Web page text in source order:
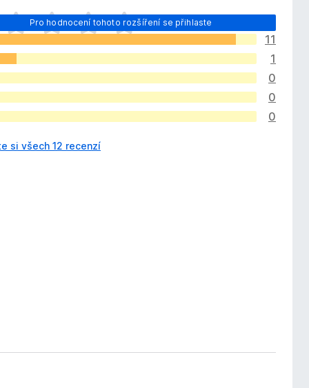
Pro hodnocení tohoto rozšíření se přihlaste
11
1
0
0
0
si všech 12 recenzí